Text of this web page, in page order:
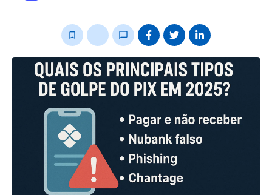
bookmark_border chat_bubble_outline